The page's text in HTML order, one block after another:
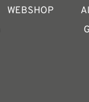
WEBSHOP